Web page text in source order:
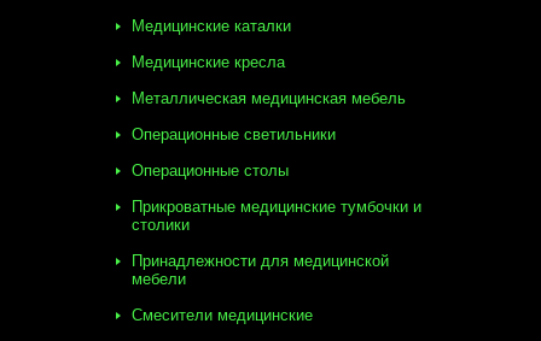
Медицинские каталки
Медицинские кресла
Металлическая медицинская мебель
Операционные светильники
Операционные столы
Прикроватные медицинские тумбочки и
столики
Принадлежности для медицинской
мебели
Смесители медицинские